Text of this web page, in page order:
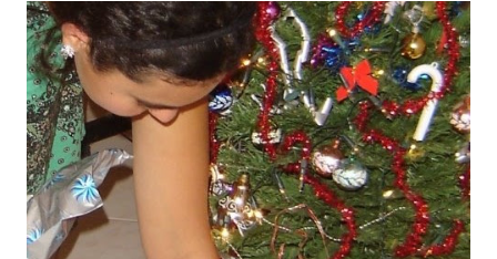
próximas semanas no Via Verde). I - Flores e Frutos Verdes